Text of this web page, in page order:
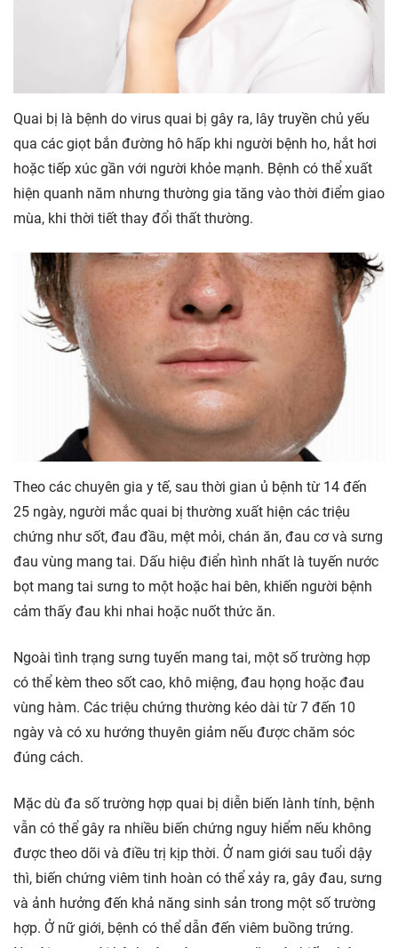
Quai bị là bệnh do virus quai bị gây ra, lây truyền chủ yếu
qua các giọt bắn đường hô hấp khi người bệnh ho, hắt hơi
hoặc tiếp xúc gần với người khỏe mạnh. Bệnh có thể xuất
hiện quanh năm nhưng thường gia tăng vào thời điểm giao
mùa, khi thời tiết thay đổi thất thường.
Theo các chuyên gia y tế, sau thời gian ủ bệnh từ 14 đến
25 ngày, người mắc quai bị thường xuất hiện các triệu
chứng như sốt, đau đầu, mệt mỏi, chán ăn, đau cơ và sưng
đau vùng mang tai. Dấu hiệu điển hình nhất là tuyến nước
bọt mang tai sưng to một hoặc hai bên, khiến người bệnh
cảm thấy đau khi nhai hoặc nuốt thức ăn.
Ngoài tình trạng sưng tuyến mang tai, một số trường hợp
có thể kèm theo sốt cao, khô miệng, đau họng hoặc đau
vùng hàm. Các triệu chứng thường kéo dài từ 7 đến 10
ngày và có xu hướng thuyên giảm nếu được chăm sóc
đúng cách.
Mặc dù đa số trường hợp quai bị diễn biến lành tính, bệnh
vẫn có thể gây ra nhiều biến chứng nguy hiểm nếu không
được theo dõi và điều trị kịp thời. Ở nam giới sau tuổi dậy
thì, biến chứng viêm tinh hoàn có thể xảy ra, gây đau, sưng
và ảnh hưởng đến khả năng sinh sản trong một số trường
hợp. Ở nữ giới, bệnh có thể dẫn đến viêm buồng trứng.